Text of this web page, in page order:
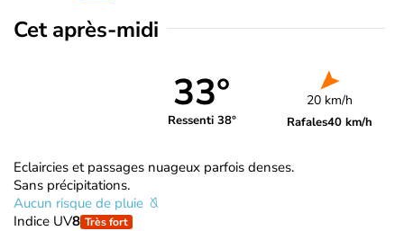
Cet après-midi
33°
Ressenti 38°
20 km/h
Rafales40 km/h
Eclaircies et passages nuageux parfois denses.
Sans précipitations.
Aucun risque de pluie
Indice UV8 Très fort